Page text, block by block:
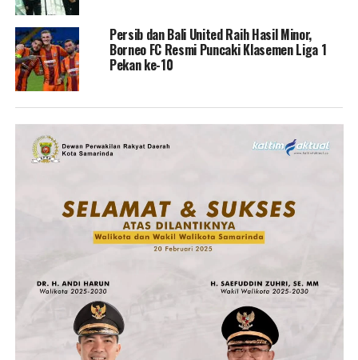
Persib dan Bali United Raih Hasil Minor,
Borneo FC Resmi Puncaki Klasemen Liga 1
Pekan ke-10